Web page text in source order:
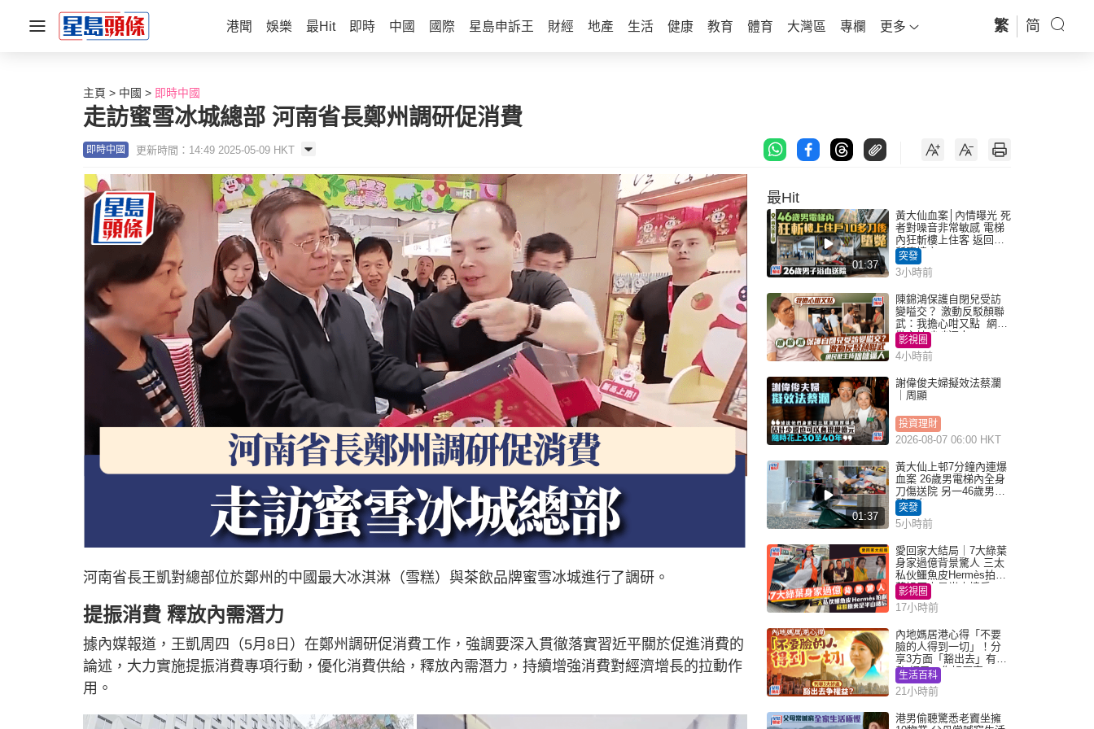
港聞 娛樂 最Hit 即時 中國 國際 星島申訴王 財經 地產 生活 健康 教育 體育 大灣區 專欄 更多 繁 简
主頁 中國 即時中國
走訪蜜雪冰城總部 河南省長鄭州調研促消費
即時中國 更新時間：14:49 2025-05-09 HKT
河南省長王凱對總部位於鄭州的中國最大冰淇淋（雪糕）與茶飲品牌蜜雪冰城進行了調研。
提振消費 釋放內需潛力
據內媒報道，王凱周四（5月8日）在鄭州調研促消費工作，強調要深入貫徹落實習近平關於促進消費的
論述，大力實施提振消費專項行動，優化消費供給，釋放內需潛力，持續增強消費對經濟增長的拉動作
用。
最Hit
01:37
黃大仙血案│內情曝光 死
者對噪音非常敏感 電梯
內狂斬樓上住客 返回住
所墮樓亡
突發
3小時前
陳錦鴻保護自閉兒受訪
變嗌交？ 激動反駁顏聯
武：我擔心咁又點 網民
批主持咄咄逼人
影視圈
4小時前
謝偉俊夫婦擬效法蔡瀾
｜周顯
投資理財
2026-08-07 06:00 HKT
01:37
黃大仙上邨7分鐘內連爆
血案 26歲男電梯內全身
刀傷送院 另一46歲男倒
斃平台
突發
5小時前
愛回家大結局｜7大綠葉
身家過億背景驚人 三太
私伙鱷魚皮Hermès拍劇
蘇姐原來是半山樓后
影視圈
17小時前
內地媽居港心得「不要
臉的人得到一切」！分
享3方面「豁出去」有著
數 網民：你好厲害
生活百科
21小時前
港男偷聽驚悉老竇坐擁